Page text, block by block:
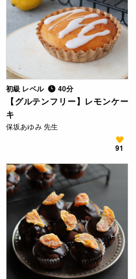
初級 レベル 40分
【グルテンフリー】レモンケー
キ
保坂あゆみ 先生
91